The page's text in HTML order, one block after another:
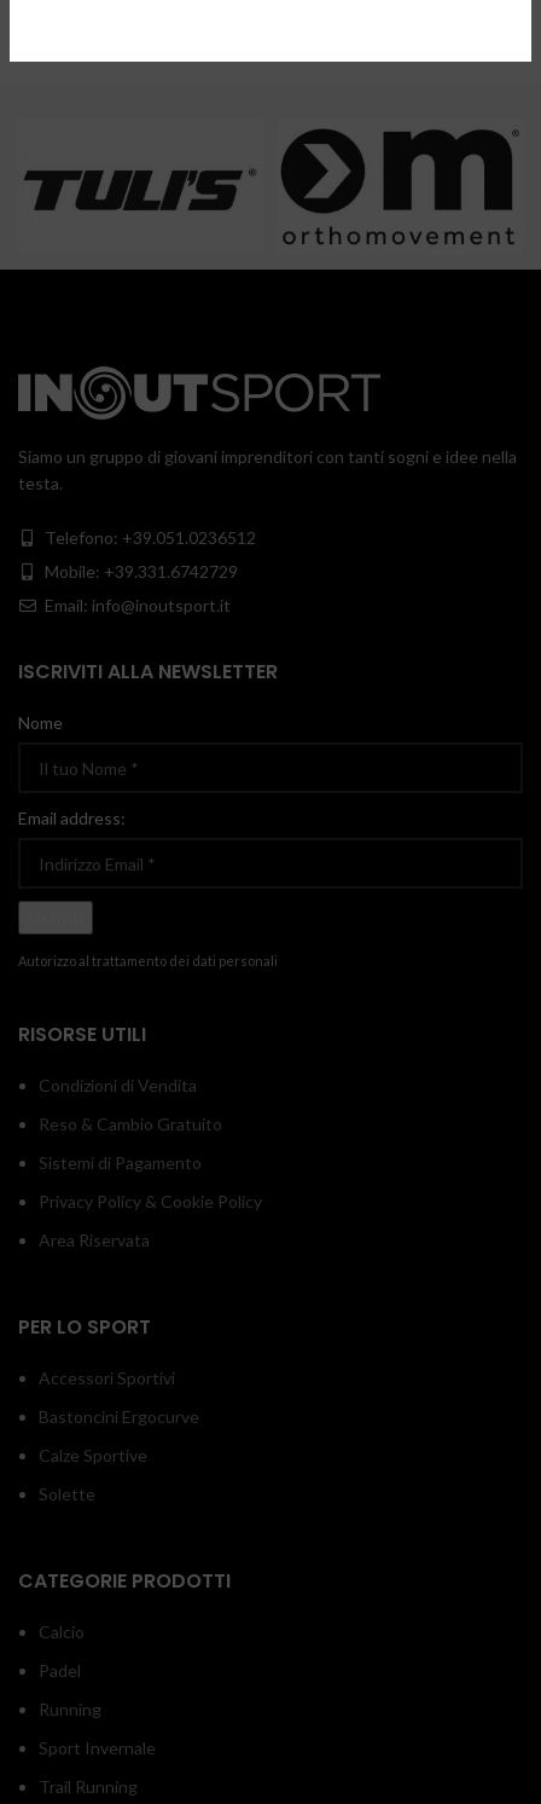
Siamo un gruppo di giovani imprenditori con tanti sogni e idee nella
testa.
Telefono: +39.051.0236512
Mobile: +39.331.6742729
Email: info@inoutsport.it
ISCRIVITI ALLA NEWSLETTER
Nome
Email address:
Autorizzo al trattamento dei dati personali
RISORSE UTILI
Condizioni di Vendita
Reso & Cambio Gratuito
Sistemi di Pagamento
Privacy Policy & Cookie Policy
Area Riservata
PER LO SPORT
Accessori Sportivi
Bastoncini Ergocurve
Calze Sportive
Solette
CATEGORIE PRODOTTI
Calcio
Padel
Running
Sport Invernale
Trail Running